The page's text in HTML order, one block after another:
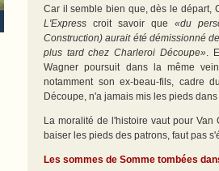
Car il semble bien que, dès le départ,
L'Expresscroit savoir que«du
Construction) aurait été démissionné
plus tard chez Charleroi Découpe».
Wagner poursuit dans la même
notamment son ex-beau-fils, cadre
Découpe, n'a jamais mis les pieds
La moralité de l'histoire vaut pour
baiser les pieds des patrons, faut pas
Les sommes de Somme tombées